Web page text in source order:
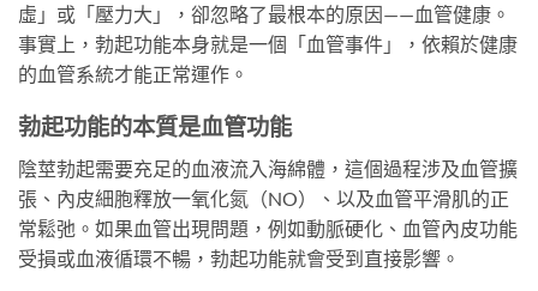
虛」或「壓力大」，卻忽略了最根本的原因——血管健康。
事實上，勃起功能本身就是一個「血管事件」，依賴於健康
的血管系統才能正常運作。
勃起功能的本質是血管功能
陰莖勃起需要充足的血液流入海綿體，這個過程涉及血管擴
張、內皮細胞釋放一氧化氮（NO）、以及血管平滑肌的正
常鬆弛。如果血管出現問題，例如動脈硬化、血管內皮功能
受損或血液循環不暢，勃起功能就會受到直接影響。